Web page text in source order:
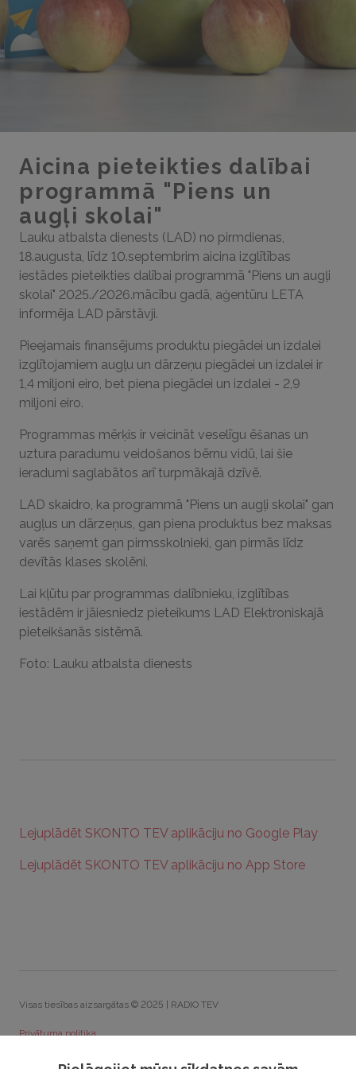
Aicina pieteikties dalībai
programmā "Piens un
augļi skolai"
Lauku atbalsta dienests (LAD) no pirmdienas,
18.augusta, līdz 10.septembrim aicina izglītības
iestādes pieteikties dalībai programmā "Piens un augļi
skolai" 2025./2026.mācību gadā, aģentūru LETA
informēja LAD pārstāvji.
Pieejamais finansējums produktu piegādei un izdalei
izglītojamiem augļu un dārzeņu piegādei un izdalei ir
1,4 miljoni eiro, bet piena piegādei un izdalei - 2,9
miljoni eiro.
Programmas mērķis ir veicināt veselīgu ēšanas un
uztura paradumu veidošanos bērnu vidū, lai šie
ieradumi saglabātos arī turpmākajā dzīvē.
LAD skaidro, ka programmā "Piens un augļi skolai" gan
augļus un dārzeņus, gan piena produktus bez maksas
varēs saņemt gan pirmsskolnieki, gan pirmās līdz
devītās klases skolēni.
Lai kļūtu par programmas dalībnieku, izglītības
iestādēm ir jāiesniedz pieteikums LAD Elektroniskajā
pieteikšanās sistēmā.
Foto: Lauku atbalsta dienests
Lejuplādēt SKONTO TEV aplikāciju no Google Play
Lejuplādēt SKONTO TEV aplikāciju no App Store
Visas tiesības aizsargātas © 2025 | RADIO TEV
Privātuma politika
Sīkdatņu politika